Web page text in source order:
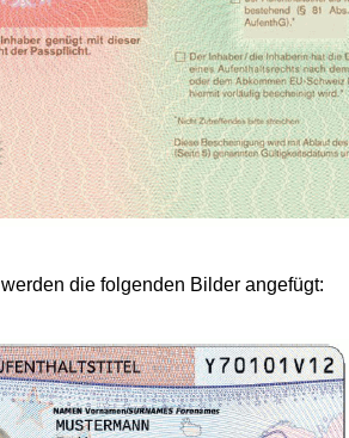
werden die folgenden Bilder angefügt: